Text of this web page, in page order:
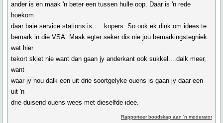
ander is en maak 'n beter een tussen hulle oop. Daar is 'n rede
hoekom
daar baie service stations is......kopers. So ook ek dink om idees te
bemark in die VSA. Maak egter seker dis nie jou bemarkingstegniek
wat hier
tekort skiet nie want dan gaan jy anderkant ook sukkel....dalk meer,
want
waar jy nou dalk een uit drie soortgelyke ouens is gaan jy daar een
uit 'n
drie duisend ouens wees met dieselfde idee.
Rapporteer boodskap aan 'n moderator